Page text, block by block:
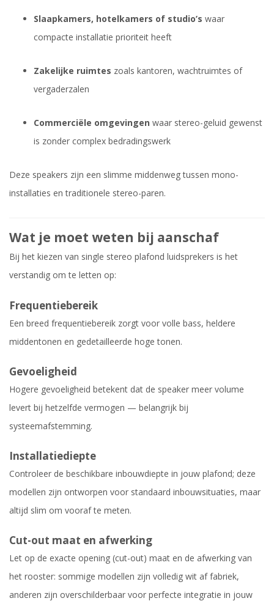
Slaapkamers, hotelkamers of studio’s waar
compacte installatie prioriteit heeft
Zakelijke ruimtes zoals kantoren, wachtruimtes of
vergaderzalen
Commerciële omgevingen waar stereo-geluid gewenst
is zonder complex bedradingswerk
Deze speakers zijn een slimme middenweg tussen mono-
installaties en traditionele stereo-paren.
Wat je moet weten bij aanschaf
Bij het kiezen van single stereo plafond luidsprekers is het
verstandig om te letten op:
Frequentiebereik
Een breed frequentiebereik zorgt voor volle bass, heldere
middentonen en gedetailleerde hoge tonen.
Gevoeligheid
Hogere gevoeligheid betekent dat de speaker meer volume
levert bij hetzelfde vermogen — belangrijk bij
systeemafstemming.
Installatiediepte
Controleer de beschikbare inbouwdiepte in jouw plafond; deze
modellen zijn ontworpen voor standaard inbouwsituaties, maar
altijd slim om vooraf te meten.
Cut-out maat en afwerking
Let op de exacte opening (cut-out) maat en de afwerking van
het rooster: sommige modellen zijn volledig wit af fabriek,
anderen zijn overschilderbaar voor perfecte integratie in jouw